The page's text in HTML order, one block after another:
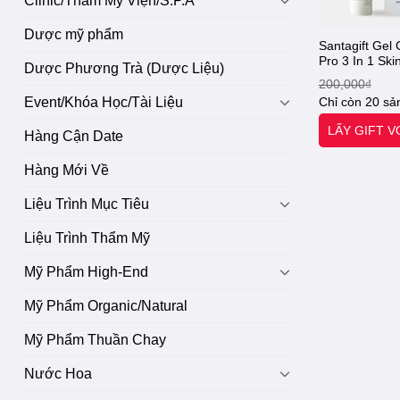
Dược mỹ phẩm
Dược Phương Trà (Dược Liệu)
Event/Khóa Học/Tài Liệu
Hàng Cận Date
Hàng Mới Về
Liệu Trình Mục Tiêu
Liệu Trình Thẩm Mỹ
Mỹ Phẩm High-End
Mỹ Phẩm Organic/Natural
Mỹ Phẩm Thuần Chay
Nước Hoa
Santagift Gel
Pro 3 In 1
20g Gamma
StarX- Chính
200,000₫
Chỉ còn 20
LẤY GIFT